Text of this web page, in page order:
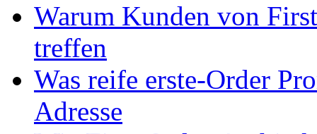
Warum Kunden von
treffen
Was reife erste-Order
Adresse